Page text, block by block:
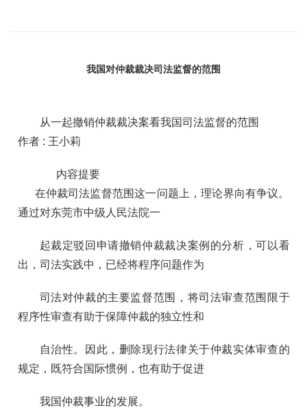
我国对仲裁裁决司法监督的范围
从一起撤销仲裁裁决案看我国司法监督的范围
作者 : 王小莉
内容提要
在仲裁司法监督范围这一问题上，理论界向有争议。
通过对东莞市中级人民法院一
起裁定驳回申请撤销仲裁裁决案例的分析，可以看
出，司法实践中，已经将程序问题作为
司法对仲裁的主要监督范围，将司法审查范围限于
程序性审查有助于保障仲裁的独立性和
自治性。因此，删除现行法律关于仲裁实体审查的
规定，既符合国际惯例，也有助于促进
我国仲裁事业的发展。